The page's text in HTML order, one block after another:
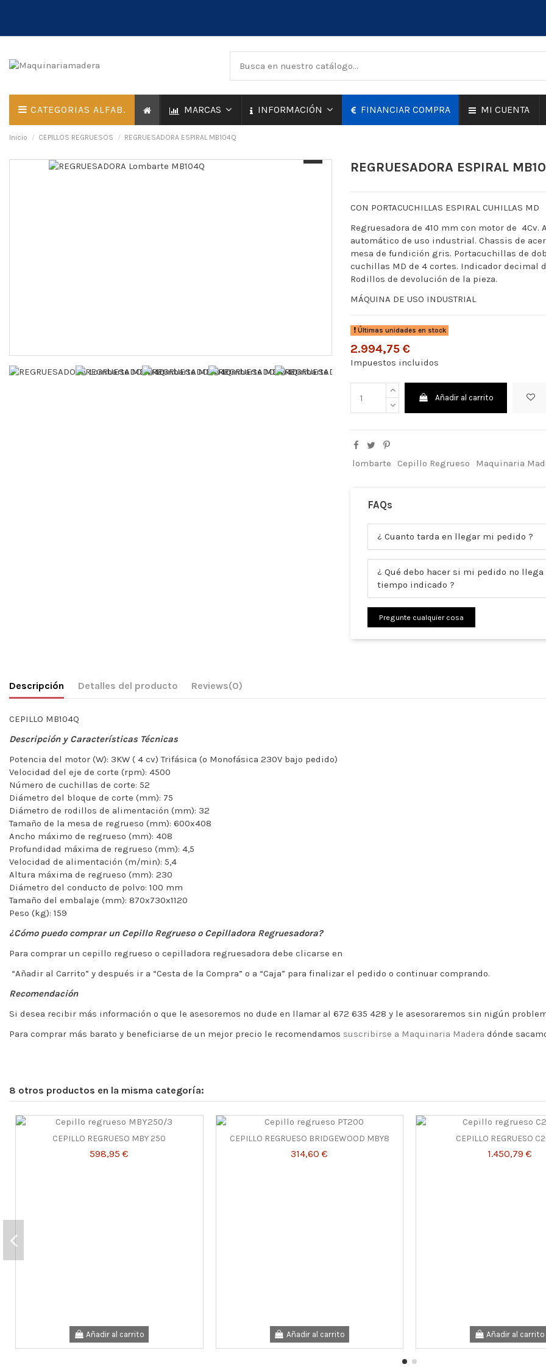
CATEGORIAS ALFAB. MARCAS INFORMACIÓN FINANCIAR COMPRA MI CUENTA
Inicio CEPILLOS REGRUESOS REGRUESADORA ESPIRAL MB104Q
REGRUESADORA ESPIRAL
CON PORTACUCHILLAS ESPIRAL CUHILLAS MD
Regruesadora de 410 mm con motor de 4Cv.
automático de uso industrial. Chassis de
mesa de fundición gris. Portacuchillas de
cuchillas MD de 4 cortes. Indicador decimal
Rodillos de devolución de la pieza.
MÁQUINA DE USO INDUSTRIAL
Últimas unidades en stock
2.994,75 €
Impuestos incluidos
Añadir al carrito
lombarte Cepillo Regrueso Maquinaria
FAQs
¿ Cuanto tarda en llegar mi pedido ?
¿ Qué debo hacer si mi pedido no llega
tiempo indicado ?
Pregunte cualquier cosa
Descripción Detalles del producto Reviews(0)
CEPILLO MB104Q
Descripción y Características Técnicas
Potencia del motor (W): 3KW ( 4 cv) Trifásica (o Monofásica 230V bajo pedido)
Velocidad del eje de corte (rpm): 4500
Número de cuchillas de corte: 52
Diámetro del bloque de corte (mm): 75
Diámetro de rodillos de alimentación (mm): 32
Tamaño de la mesa de regrueso (mm): 600x408
Ancho máximo de regrueso (mm): 408
Profundidad máxima de regrueso (mm): 4,5
Velocidad de alimentación (m/min): 5,4
Altura máxima de regrueso (mm): 230
Diámetro del conducto de polvo: 100 mm
Tamaño del embalaje (mm): 870x730x1120
Peso (kg): 159
¿Cómo puedo comprar un Cepillo Regrueso o Cepilladora Regruesadora?
Para comprar un cepillo regrueso o cepilladora regruesadora debe clicarse en
“Añadir al Carrito” y después ir a “Cesta de la Compra” o a “Caja” para finalizar el pedido o continuar comprando.
Recomendación
Si desea recibir más información o que le asesoremos no dude en llamar al 672 635 428 y le asesoraremos sin nigún
Para comprar más barato y beneficiarse de un mejor precio le recomendamos suscribirse a Maquinaria Madera dónde
8 otros productos en la misma categoría:
CEPILLO REGRUESO MBY 250
598,95 €
Añadir al carrito
CEPILLO REGRUESO BRIDGEWOOD MBY8
314,60 €
Añadir al carrito
CEPILLO REGRUESO
1.450,79 €
Añadir al carrito